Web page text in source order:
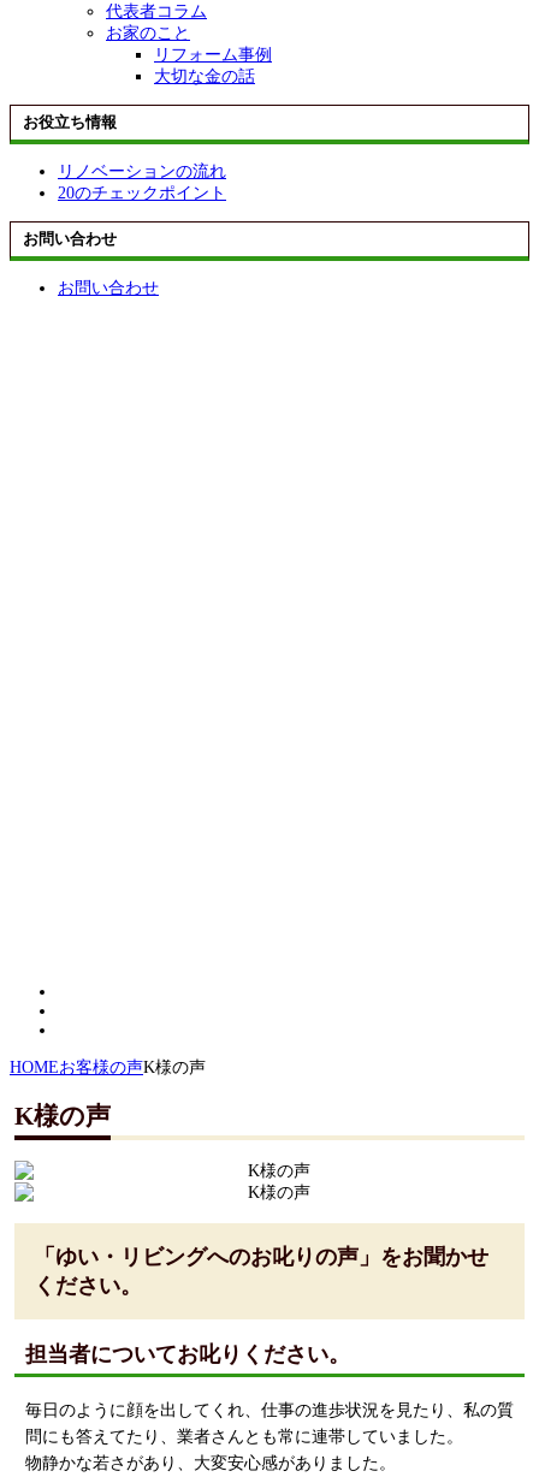
代表者コラム
お家のこと
リフォーム事例
大切な金の話
お役立ち情報
リノベーションの流れ
20のチェックポイント
お問い合わせ
お問い合わせ
HOMEお客様の声K様の声
K様の声
「ゆい・リビングへのお叱りの声」をお聞かせ
ください。
担当者についてお叱りください。
毎日のように顔を出してくれ、仕事の進歩状況を見たり、私の質
問にも答えてたり、業者さんとも常に連帯していました。
物静かな若さがあり、大変安心感がありました。